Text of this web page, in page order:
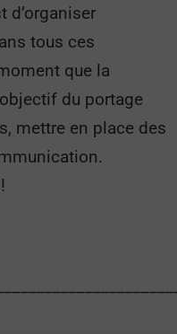
d’organiser
tous ces
que la
du portage
mettre en place des